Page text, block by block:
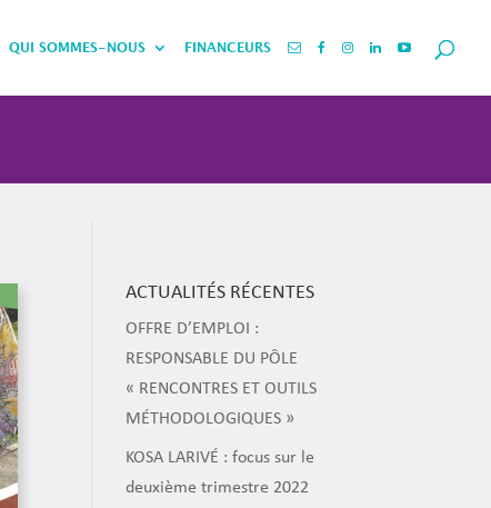
QUI SOMMES-NOUS FINANCEURS
ACTUALITÉS RÉCENTES
OFFRE D’EMPLOI :
RESPONSABLE DU PÔLE
« RENCONTRES ET OUTILS
MÉTHODOLOGIQUES »
KOSA LARIVÉ : focus sur le
deuxième trimestre 2022